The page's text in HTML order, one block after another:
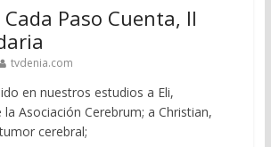
Paso Cuenta, II
tvdenia.com
en nuestros estudios a Eli,
Asociación Cerebrum; a Christian,
cerebral;